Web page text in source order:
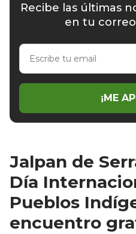
Recibe las últimas
en tu
Escribe
email
¡ME
Jalpan de
Día
Pueblos
encuentro